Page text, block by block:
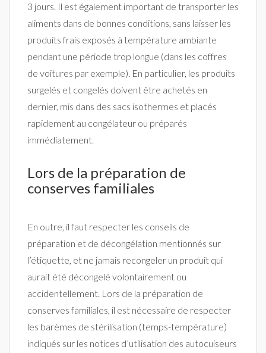
3 jours. Il est également important de transporter les
aliments dans de bonnes conditions, sans laisser les
produits frais exposés à température ambiante
pendant une période trop longue (dans les coffres
de voitures par exemple). En particulier, les produits
surgelés et congelés doivent être achetés en
dernier, mis dans des sacs isothermes et placés
rapidement au congélateur ou préparés
immédiatement.
Lors de la préparation de
conserves familiales
En outre, il faut respecter les conseils de
préparation et de décongélation mentionnés sur
l’étiquette, et ne jamais recongeler un produit qui
aurait été décongelé volontairement ou
accidentellement. Lors de la préparation de
conserves familiales, il est nécessaire de respecter
les barèmes de stérilisation (temps-température)
indiqués sur les notices d’utilisation des autocuiseurs